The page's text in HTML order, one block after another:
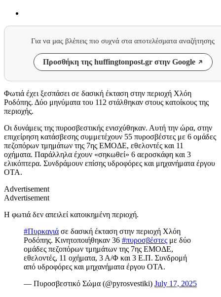
Για να μας βλέπεις πιο συχνά στα αποτελέσματα αναζήτησης
Προσθήκη της huffingtonpost.gr στην Google
Φωτιά έχει ξεσπάσει σε δασική έκταση στην περιοχή Χλόη
Ροδόπης. Δύο μηνύματα του 112 στάλθηκαν στους κατοίκους της
περιοχής.
Οι δυνάμεις της πυροσβεστικής ενισχύθηκαν. Αυτή την ώρα, στην
επιχείρηση κατάσβεσης συμμετέχουν 55 πυροσβέστες με 6 ομάδες
πεζοπόρων τμημάτων της 7ης ΕΜΟΔΕ, εθελοντές και 11
οχήματα. Παράλληλα έχουν «σηκωθεί» 6 αεροσκάφη και 3
ελικόπτερα. Συνδράμουν επίσης υδροφόρες και μηχανήματα έργου
ΟΤΑ.
Advertisement
Advertisement
Η φωτιά δεν απειλεί κατοικημένη περιοχή.
#Πυρκαγιά σε δασική έκταση στην περιοχή Χλόη
Ροδόπης. Κινητοποιήθηκαν 36 #πυροσβέστες με δύο
ομάδες πεζοπόρων τμημάτων της 7ης ΕΜΟΔΕ,
εθελοντές, 11 οχήματα, 3 Α/Φ και 3 Ε.Π. Συνδρομή
από υδροφόρες και μηχανήματα έργου ΟΤΑ.
— Πυροσβεστικό Σώμα (@pyrosvestiki) July 17, 2025